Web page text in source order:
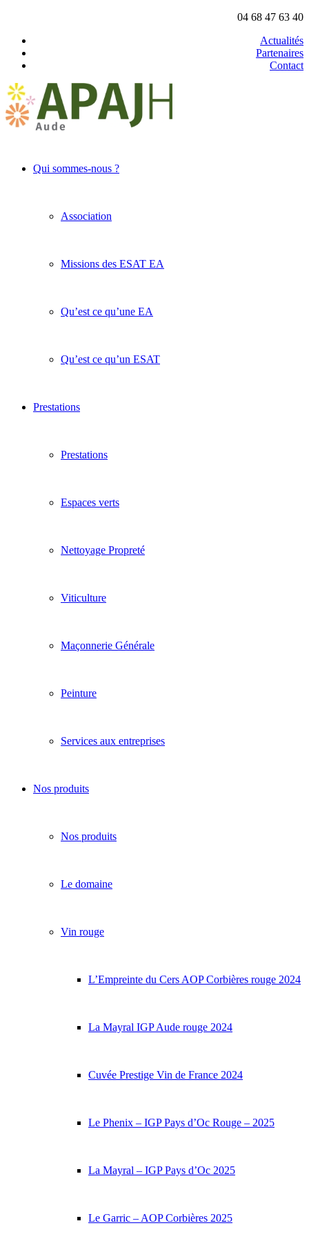
04 68 47 63 40
Actualités
Partenaires
Contact
Qui sommes-nous ?
Association
Missions des ESAT EA
Qu’est ce qu’une EA
Qu’est ce qu’un ESAT
Prestations
Prestations
Espaces verts
Nettoyage Propreté
Viticulture
Maçonnerie Générale
Peinture
Services aux entreprises
Nos produits
Nos produits
Le domaine
Vin rouge
L’Empreinte du Cers AOP Corbières rouge 2024
La Mayral IGP Aude rouge 2024
Cuvée Prestige Vin de France 2024
Le Phenix – IGP Pays d’Oc Rouge – 2025
La Mayral – IGP Pays d’Oc 2025
Le Garric – AOP Corbières 2025